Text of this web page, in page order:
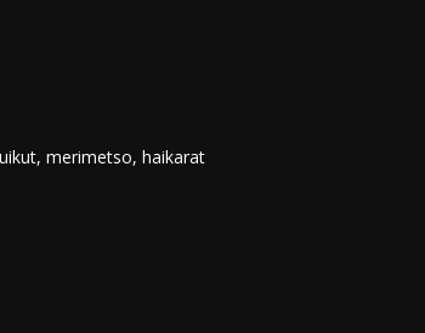
merimetso, haikarat